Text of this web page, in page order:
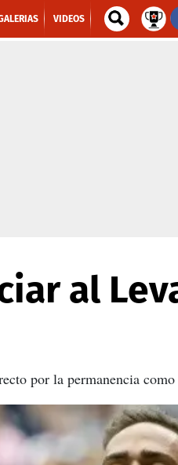
VIDEOS
al
por la permanencia